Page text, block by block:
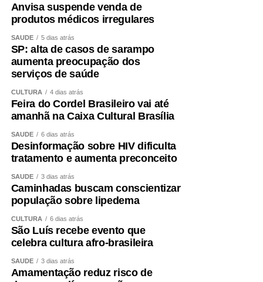
Anvisa suspende venda de
produtos médicos irregulares
SAÚDE 5 dias atrás
SP: alta de casos de sarampo
aumenta preocupação dos
serviços de saúde
CULTURA 4 dias atrás
Feira do Cordel Brasileiro vai até
amanhã na Caixa Cultural Brasília
SAÚDE 6 dias atrás
Desinformação sobre HIV dificulta
tratamento e aumenta preconceito
SAÚDE 3 dias atrás
Caminhadas buscam conscientizar
população sobre lipedema
CULTURA 6 dias atrás
São Luís recebe evento que
celebra cultura afro-brasileira
SAÚDE 3 dias atrás
Amamentação reduz risco de